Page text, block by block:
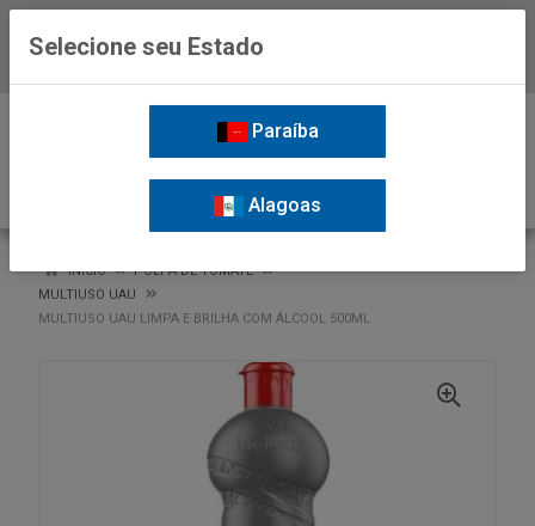
INÍCIO
POLPA DE TOMATE
MULTIUSO UAU
MULTIUSO UAU LIMPA E BRILHA COM ÁLCOOL 500ML
Selecione seu Estado
Paraíba
Alagoas